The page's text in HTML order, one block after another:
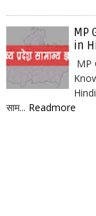
MP
in
MP
साम... Readmore